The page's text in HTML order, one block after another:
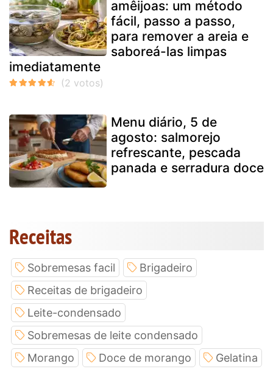
amêijoas: um método
fácil, passo a passo,
para remover a areia e
saboreá-las limpas
imediatamente
Menu diário, 5 de
agosto: salmorejo
refrescante, pescada
panada e serradura doce
Receitas
Sobremesas facil
Brigadeiro
Receitas de brigadeiro
Leite-condensado
Sobremesas de leite condensado
Morango
Doce de morango
Gelatina